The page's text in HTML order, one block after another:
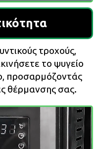
τροχούς,
το ψυγείο
προσαρμόζοντάς
θέρμανσης σας.